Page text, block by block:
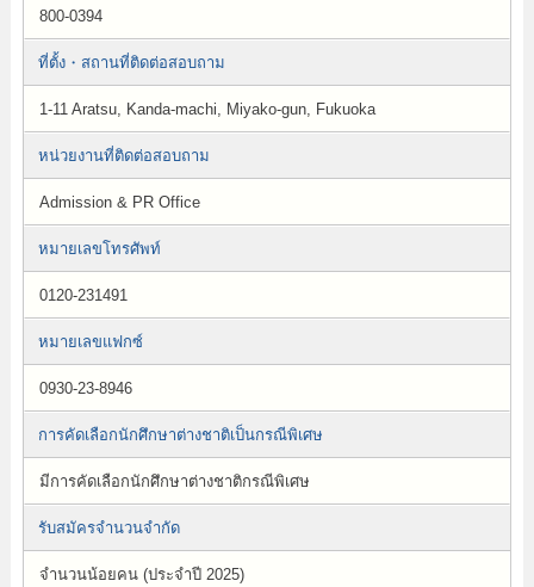
800-0394
ที่ตั้ง・สถานที่ติดต่อสอบถาม
1-11 Aratsu, Kanda-machi, Miyako-gun, Fukuoka
หน่วยงานที่ติดต่อสอบถาม
Admission & PR Office
หมายเลขโทรศัพท์
0120-231491
หมายเลขแฟกซ์
0930-23-8946
การคัดเลือกนักศึกษาต่างชาติเป็นกรณีพิเศษ
มีการคัดเลือกนักศึกษาต่างชาติกรณีพิเศษ
รับสมัครจำนวนจำกัด
จำนวนน้อยคน (ประจำปี 2025)